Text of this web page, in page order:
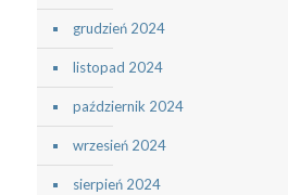
grudzień 2024
listopad 2024
październik 2024
wrzesień 2024
sierpień 2024